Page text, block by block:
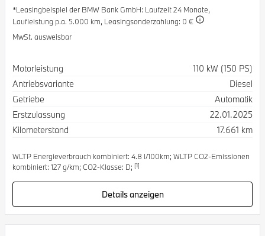
*Leasingbeispiel der BMW Bank GmbH: Laufzeit 24 Monate,
Laufleistung p.a. 5.000 km, Leasingsonderzahlung: 0 €
MwSt. ausweisbar
Spezifikation
Motorleistung
110 kW (150 PS)
Antriebsvariante
Diesel
Getriebe
Automatik
Erstzulassung
22.01.2025
Kilometerstand
17.661 km
WLTP Energieverbrauch kombiniert: 4.8 l/100km; WLTP CO2-Emissionen
kombiniert: 127 g/km; CO2-Klasse: D; [1]
Details anzeigen